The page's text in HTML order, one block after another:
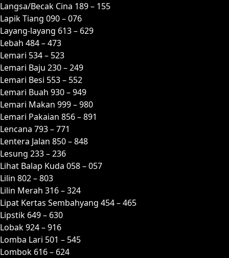
Langsa/Becak Cina 189 – 155
Lapik Tiang 090 – 076
Layang-layang 613 – 629
Lebah 484 – 473
Lemari 534 – 523
Lemari Baju 230 – 249
Lemari Besi 553 – 552
Lemari Buah 930 – 949
Lemari Makan 999 – 980
Lemari Pakaian 856 – 891
Lencana 793 – 771
Lentera Jalan 850 – 848
Lesung 233 – 236
Lihat Balap Kuda 058 – 057
Lilin 802 – 803
Lilin Merah 316 – 324
Lipat Kertas Sembahyang 454 – 465
Lipstik 649 – 630
Lobak 924 – 916
Lomba Lari 501 – 545
Lombok 616 – 624